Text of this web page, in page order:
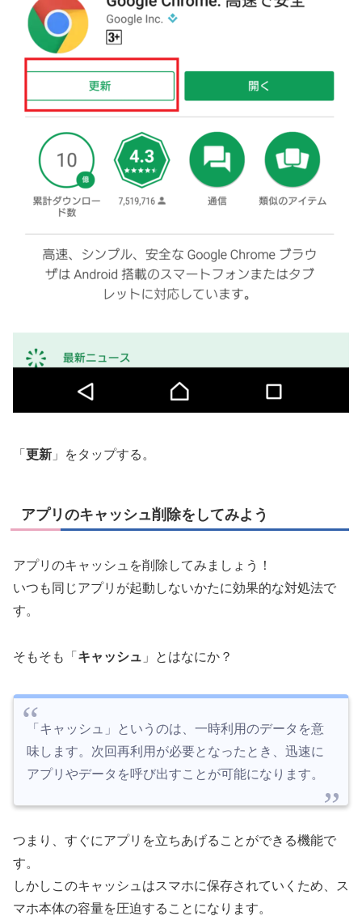
「 更新 」をタップする。
アプリのキャッシュ削除をしてみよう
アプリのキャッシュを削除してみましょう！
いつも同じアプリが起動しないかたに効果的な対処法で
す。
そもそも「 キャッシュ 」とはなにか？
「キャッシュ」というのは、一時利用のデータを意
味します。次回再利用が必要となったとき、迅速に
アプリやデータを呼び出すことが可能になります。
つまり、すぐにアプリを立ちあげることができる機能で
す。
しかしこのキャッシュはスマホに保存されていくため、ス
マホ本体の容量を圧迫することになります。